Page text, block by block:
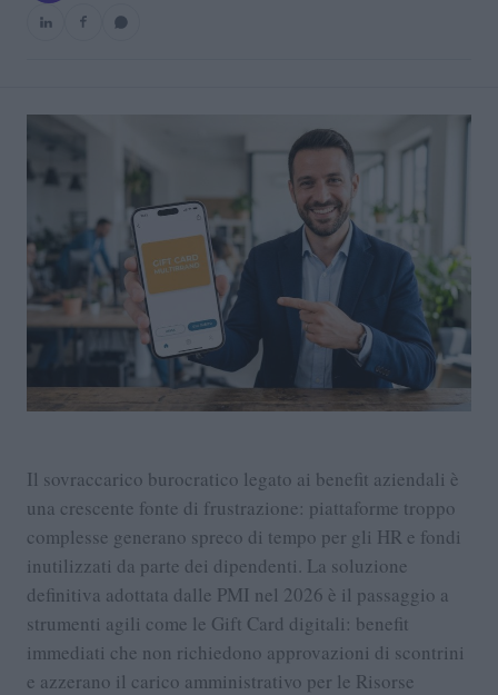
Il sovraccarico burocratico legato ai benefit aziendali è
una crescente fonte di frustrazione: piattaforme troppo
complesse generano spreco di tempo per gli HR e fondi
inutilizzati da parte dei dipendenti. La soluzione
definitiva adottata dalle PMI nel 2026 è il passaggio a
strumenti agili come le Gift Card digitali: benefit
immediati che non richiedono approvazioni di scontrini
e azzerano il carico amministrativo per le Risorse